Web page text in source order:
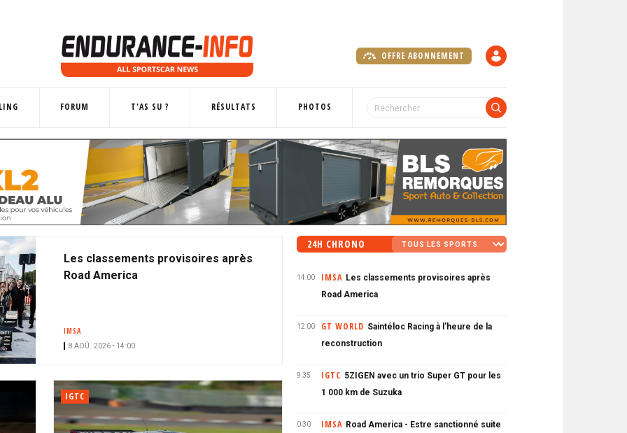
OFFRE ABONNEMENT
FORUM T'AS SU ? RÉSULTATS PHOTOS
Les classements provisoires après
Road America
IMSA
8 AOÛ. 2026 • 14:00
IGTC
24H CHRONO
14:00 IMSA Les classements provisoires après
Road America
12:00 GT WORLD Saintéloc Racing à l'heure de la
reconstruction
9:35 IGTC 5ZIGEN avec un trio Super GT pour les
1 000 km de Suzuka
0:30 IMSA Road America - Estre sanctionné suite